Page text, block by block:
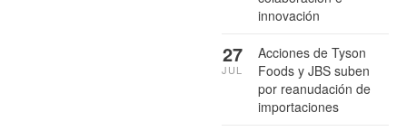
innovación
Acciones de Tyson
Foods y JBS suben
por reanudación de
importaciones
27
JUL